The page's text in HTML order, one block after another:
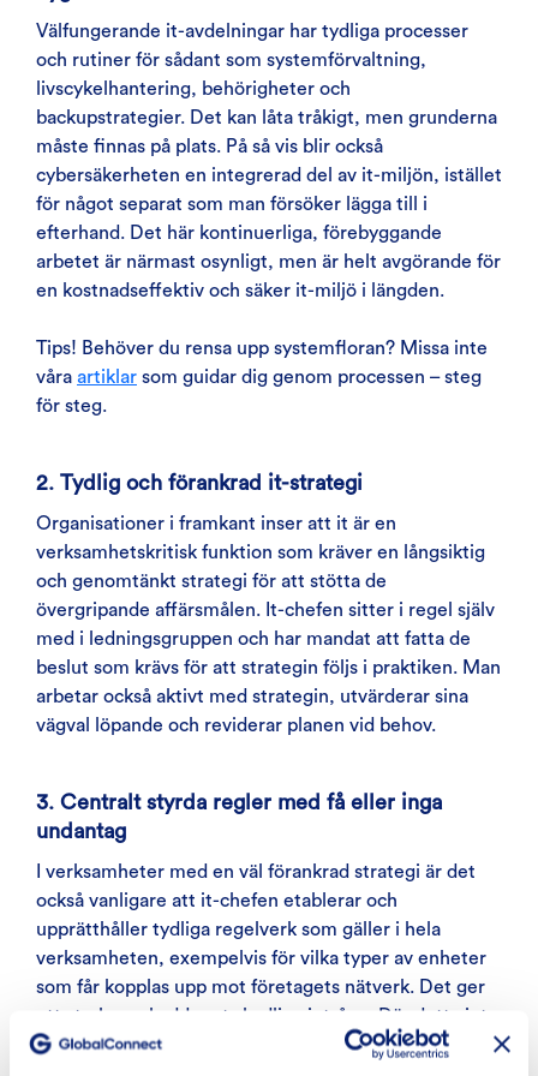
Välfungerande it-avdelningar har tydliga processer
och rutiner för sådant som systemförvaltning,
livscykelhantering, behörigheter och
backupstrategier. Det kan låta tråkigt, men grunderna
måste finnas på plats. På så vis blir också
cybersäkerheten en integrerad del av it-miljön, istället
för något separat som man försöker lägga till i
efterhand. Det här kontinuerliga, förebyggande
arbetet är närmast osynligt, men är helt avgörande för
en kostnadseffektiv och säker it-miljö i längden.
Tips! Behöver du rensa upp systemfloran? Missa inte
våra artiklar som guidar dig genom processen – steg
för steg.
2. Tydlig och förankrad it-strategi
Organisationer i framkant inser att it är en
verksamhetskritisk funktion som kräver en långsiktig
och genomtänkt strategi för att stötta de
övergripande affärsmålen. It-chefen sitter i regel själv
med i ledningsgruppen och har mandat att fatta de
beslut som krävs för att strategin följs i praktiken. Man
arbetar också aktivt med strategin, utvärderar sina
vägval löpande och reviderar planen vid behov.
3. Centralt styrda regler med få eller inga
undantag
I verksamheter med en väl förankrad strategi är det
också vanligare att it-chefen etablerar och
upprätthåller tydliga regelverk som gäller i hela
verksamheten, exempelvis för vilka typer av enheter
som får kopplas upp mot företagets nätverk. Det ger
ett starkare skydd mot skadliga intrång. Där detta inte
finns på plats är sannolikheten stor att det görs